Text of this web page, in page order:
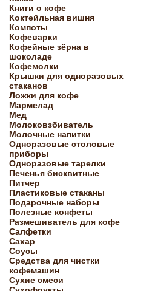
Книги о кофе
Коктейльная вишня
Компоты
Кофеварки
Кофейные зёрна в
шоколаде
Кофемолки
Крышки для одноразовых
стаканов
Ложки для кофе
Мармелад
Мед
Молоковзбиватель
Молочные напитки
Одноразовые столовые
приборы
Одноразовые тарелки
Печенья бисквитные
Питчер
Пластиковые стаканы
Подарочные наборы
Полезные конфеты
Размешиватель для кофе
Салфетки
Сахар
Соусы
Средства для чистки
кофемашин
Сухие смеси